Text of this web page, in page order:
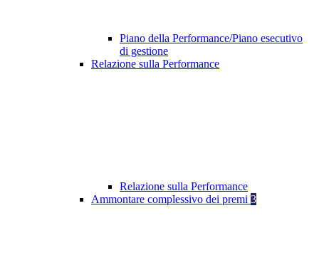
Piano della Performance/Piano esecutivo
di gestione
Relazione sulla Performance
Relazione sulla Performance
Ammontare complessivo dei premi 3